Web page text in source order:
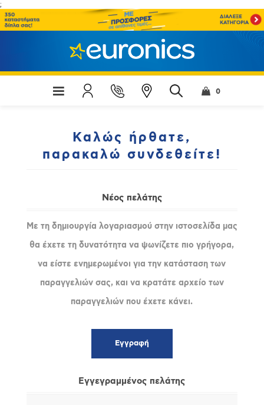
;
0
Καλώς ήρθατε,
παρακαλώ συνδεθείτε!
Νέος πελάτης
Με τη δημιουργία λογαριασμού στην ιστοσελίδα μας
θα έχετε τη δυνατότητα να ψωνίζετε πιο γρήγορα,
να είστε ενημερωμένοι για την κατάσταση των
παραγγελιών σας, και να κρατάτε αρχείο των
παραγγελιών που έχετε κάνει.
Εγγεγραμμένος πελάτης